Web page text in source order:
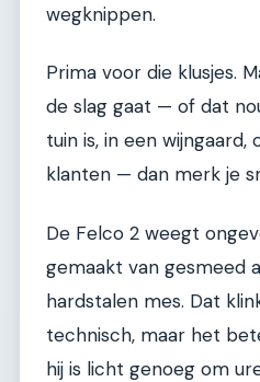
wegknippen.
Prima voor die klusjes.
de slag gaat — of dat
tuin is, in een wijngaard,
klanten — dan merk je
De Felco 2 weegt
gemaakt van gesmeed
hardstalen mes. Dat
technisch, maar het
hij is licht genoeg om